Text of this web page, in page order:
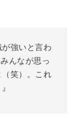
が強いと言わ
んなが思っ
笑）。これ